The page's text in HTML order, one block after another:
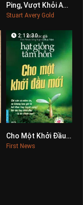
0
Ping, Vượt Khỏi Ao Tù
Stuart Avery Gold
0
2:12:30
Cho Một Khởi Đầu Mới
First News